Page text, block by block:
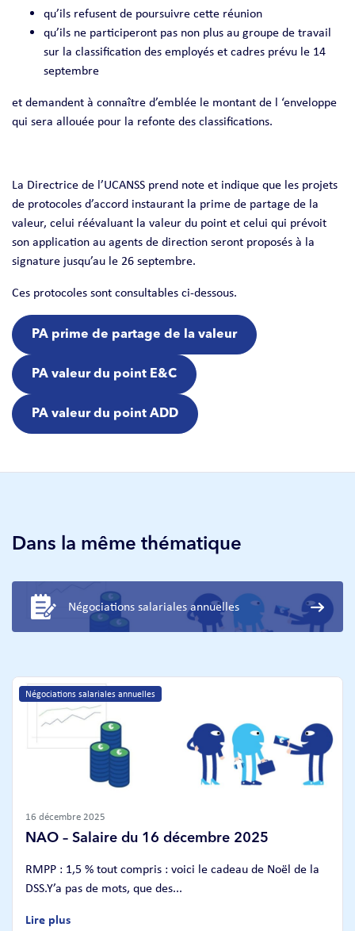
qu’ils refusent de poursuivre cette réunion
qu’ils ne participeront pas non plus au groupe de travail
sur la classification des employés et cadres prévu le 14
septembre
et demandent à connaître d’emblée le montant de l ‘enveloppe
qui sera allouée pour la refonte des classifications.
La Directrice de l’UCANSS prend note et indique que les projets
de protocoles d’accord instaurant la prime de partage de la
valeur, celui réévaluant la valeur du point et celui qui prévoit
son application au agents de direction seront proposés à la
signature jusqu’au le 26 septembre.
Ces protocoles sont consultables ci-dessous.
PA prime de partage de la valeur
PA valeur du point E&C
PA valeur du point ADD
Dans la même thématique
Négociations salariales annuelles
Négociations salariales annuelles
16 décembre 2025
NAO – Salaire du 16 décembre 2025
RMPP : 1,5 % tout compris : voici le cadeau de Noël de la
DSS.Y’a pas de mots, que des...
Lire plus